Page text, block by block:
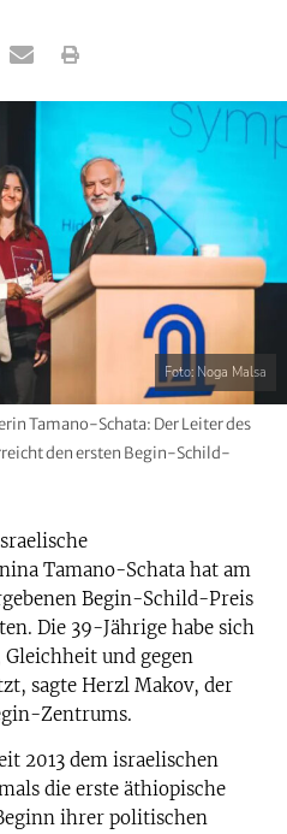
Foto: Noga Malsa
Tamano-Schata: Der Leiter des
den ersten Begin-Schild-
Tamano-Schata hat am
Begin-Schild-Preis
Die 39-Jährige habe sich
und gegen
sagte Herzl Makov, der
Zentrums.
2013 dem israelischen
die erste äthiopische
ihrer politischen